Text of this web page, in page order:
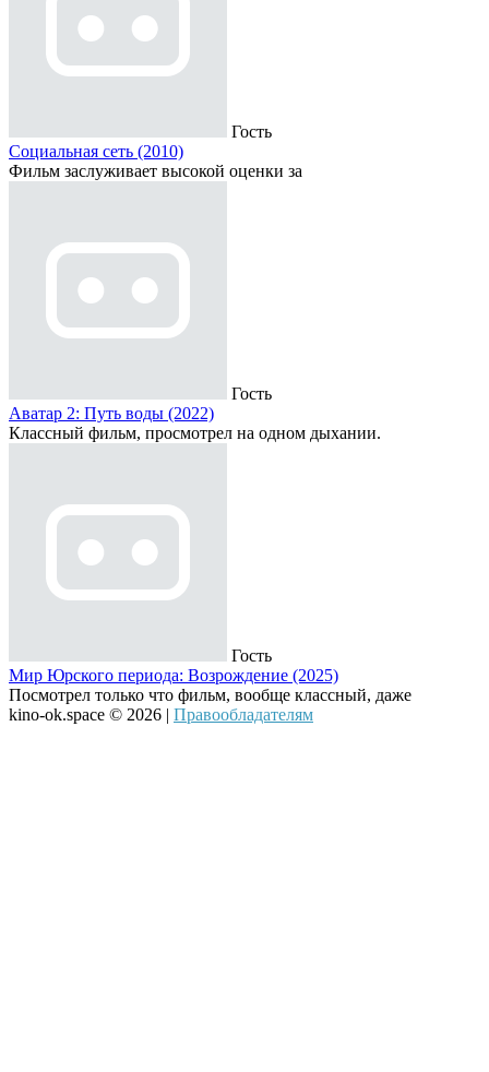
Гость
Социальная сеть (2010)
Фильм заслуживает высокой оценки за
Гость
Аватар 2: Путь воды (2022)
Классный фильм, просмотрел на одном дыхании.
Гость
Мир Юрского периода: Возрождение (2025)
Посмотрел только что фильм, вообще классный, даже
kino-ok.space © 2026 | Правообладателям